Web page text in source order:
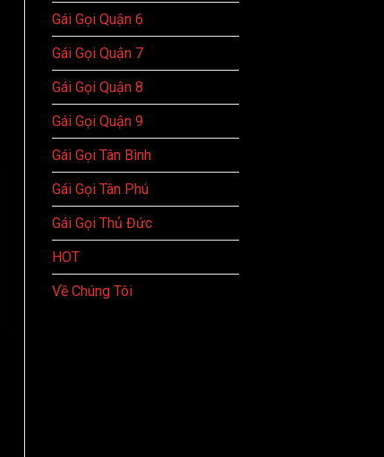
Gái Gọi Quận 6
Gái Gọi Quận 7
Gái Gọi Quận 8
Gái Gọi Quận 9
Gái Gọi Tân Bình
Gái Gọi Tân Phú
Gái Gọi Thủ Đức
HOT
Về Chúng Tôi